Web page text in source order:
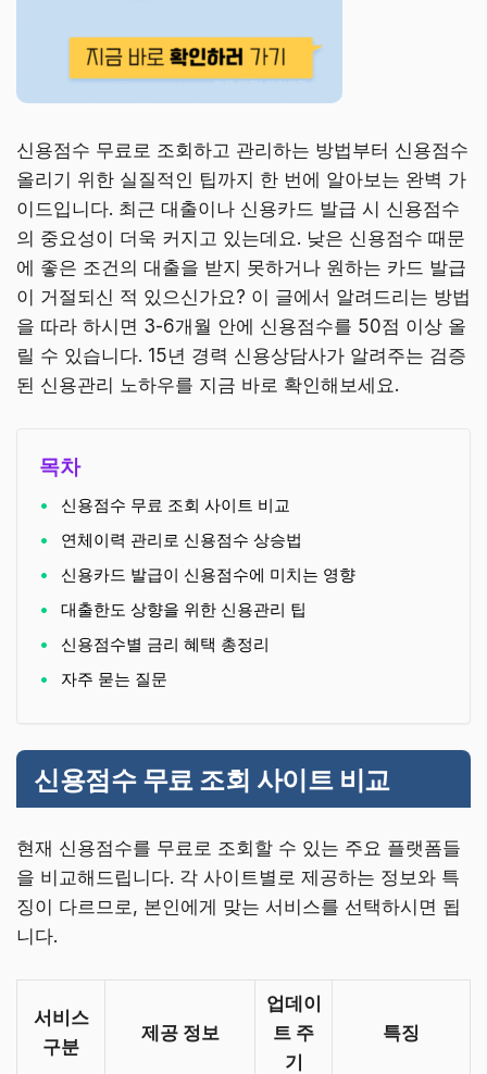
신용점수 무료로 조회하고 관리하는 방법부터 신용점수
올리기 위한 실질적인 팁까지 한 번에 알아보는 완벽 가
이드입니다. 최근 대출이나 신용카드 발급 시 신용점수
의 중요성이 더욱 커지고 있는데요. 낮은 신용점수 때문
에 좋은 조건의 대출을 받지 못하거나 원하는 카드 발급
이 거절되신 적 있으신가요? 이 글에서 알려드리는 방법
을 따라 하시면 3-6개월 안에 신용점수를 50점 이상 올
릴 수 있습니다. 15년 경력 신용상담사가 알려주는 검증
된 신용관리 노하우를 지금 바로 확인해보세요.
목차
신용점수 무료 조회 사이트 비교
연체이력 관리로 신용점수 상승법
신용카드 발급이 신용점수에 미치는 영향
대출한도 상향을 위한 신용관리 팁
신용점수별 금리 혜택 총정리
자주 묻는 질문
신용점수 무료 조회 사이트 비교
현재 신용점수를 무료로 조회할 수 있는 주요 플랫폼들
을 비교해드립니다. 각 사이트별로 제공하는 정보와 특
징이 다르므로, 본인에게 맞는 서비스를 선택하시면 됩
니다.
서비스
구분
제공 정보
업데이
트 주
기
특징